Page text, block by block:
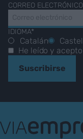
CORREO ELECTRÓNICO
IDIOMA*
Catalán
He leído y
Suscribirse